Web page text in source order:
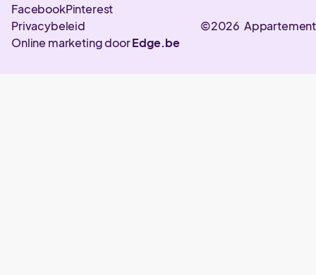
FacebookPinterest
©2026
Privacybeleid
Online marketing doorEdge.be